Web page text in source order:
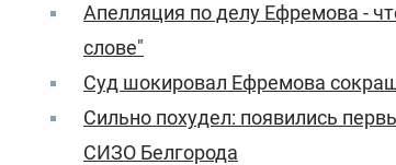
Апелляция по делу Ефремова -
слове"
Суд шокировал Ефремова
Сильно похудел: появились
СИЗО Белгорода